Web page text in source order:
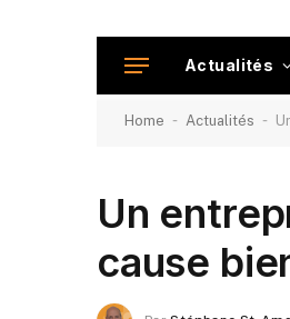
Actualités
Home - Actualités -
Un
cause